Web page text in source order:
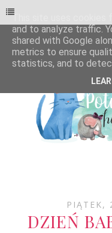
PIĄTEK,
DZIEŃ
This site uses cookies
and to analyze traffic.
shared with Google
metrics to ensure
statistics, and to